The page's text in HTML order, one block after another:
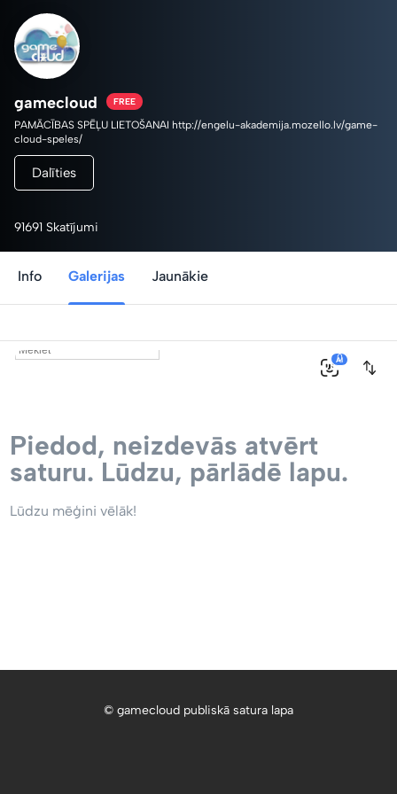
gamecloud FREE
PAMĀCĪBAS SPĒĻU LIETOŠANAI http://engelu-akademija.mozello.lv/game-
cloud-speles/
Dalīties
91691 Skatījumi
Info Galerijas Jaunākie
0
AI
Piedod, neizdevās atvērt
saturu. Lūdzu, pārlādē lapu.
Lūdzu mēģini vēlāk!
© gamecloud publiskā satura lapa